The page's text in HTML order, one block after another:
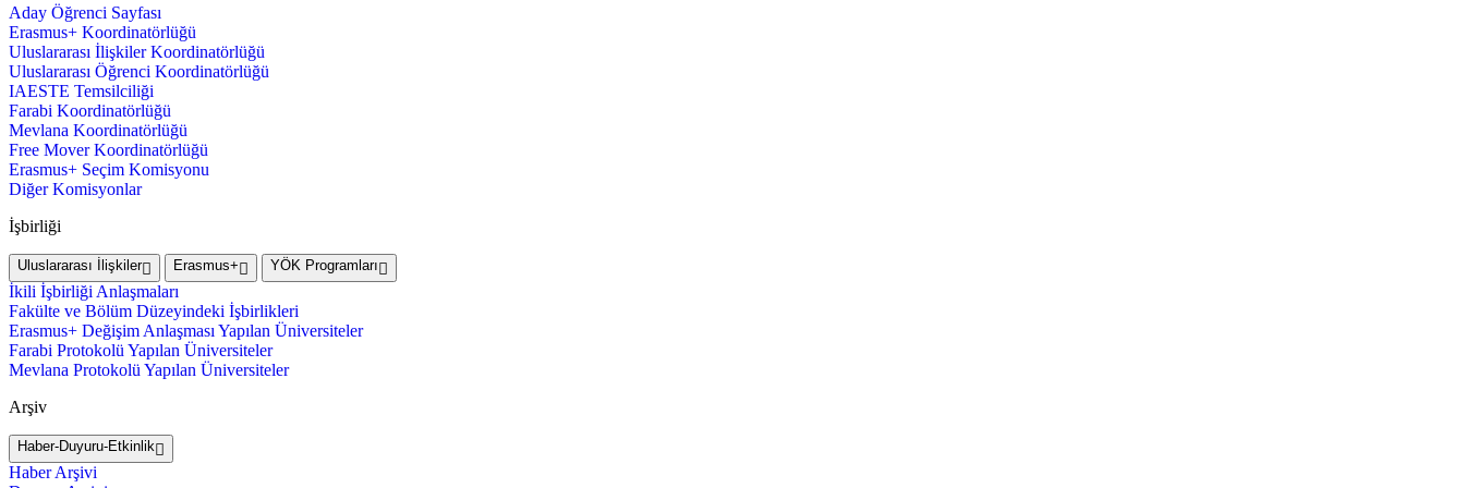
Aday Öğrenci Sayfası
Erasmus+ Koordinatörlüğü
Uluslararası İlişkiler Koordinatörlüğü
Uluslararası Öğrenci Koordinatörlüğü
IAESTE Temsilciliği
Farabi Koordinatörlüğü
Mevlana Koordinatörlüğü
Free Mover Koordinatörlüğü
Erasmus+ Seçim Komisyonu
Diğer Komisyonlar
İşbirliği
Uluslararası İlişkiler Erasmus+ YÖK Programları
İkili İşbirliği Anlaşmaları
Fakülte ve Bölüm Düzeyindeki İşbirlikleri
Erasmus+ Değişim Anlaşması Yapılan Üniversiteler
Farabi Protokolü Yapılan Üniversiteler
Mevlana Protokolü Yapılan Üniversiteler
Arşiv
Haber-Duyuru-Etkinlik
Haber Arşivi